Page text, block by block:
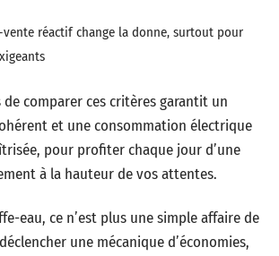
vente réactif change la donne, surtout pour
comparer ces critères garantit un
et une consommation électrique
pour profiter chaque jour d’une
à la hauteur de vos attentes.
eau, ce n’est plus une simple affaire de
une mécanique d’économies,